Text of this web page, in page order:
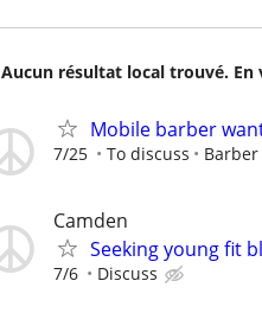
Aucun résultat local trouvé.
Mobile barber
7/25 To discuss Barber
Camden
Seeking young fit
7/6 Discuss